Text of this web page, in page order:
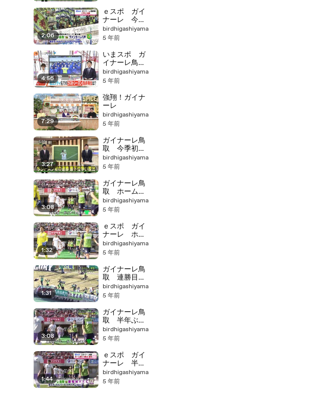
2:06
ｅスポ ガイ
ナーレ 今季
最終戦で快勝
birdhigashiyama
5 年前
4:56
いまスポ ガ
イナーレ鳥
取 有終の美
を飾るも
birdhigashiyama
5 年前
7:29
強翔！ガイナ
ーレ
birdhigashiyama
5 年前
3:27
ガイナーレ鳥
取 今季初の
連勝
birdhigashiyama
5 年前
3:08
ガイナーレ鳥
取 ホーム連
勝で最下位脱
出
birdhigashiyama
5 年前
1:32
ｅスポ ガイ
ナーレ ホー
ム２連勝 最
下位脱出
birdhigashiyama
5 年前
1:31
ガイナーレ鳥
取 連勝目指
し追い上げる
も・・・
birdhigashiyama
5 年前
3:08
ガイナーレ鳥
取 半年ぶり
ホーム勝利
birdhigashiyama
5 年前
1:44
ｅスポ ガイ
ナーレ 半年
ぶりのホーム
勝利
birdhigashiyama
5 年前